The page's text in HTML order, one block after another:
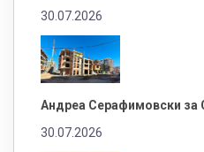
30.07.2026
Андреа Серафимовски за
30.07.2026